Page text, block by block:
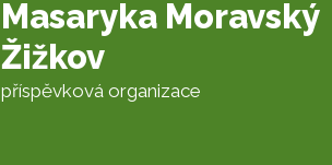
Masaryka Moravský
Žižkov
příspěvková organizace